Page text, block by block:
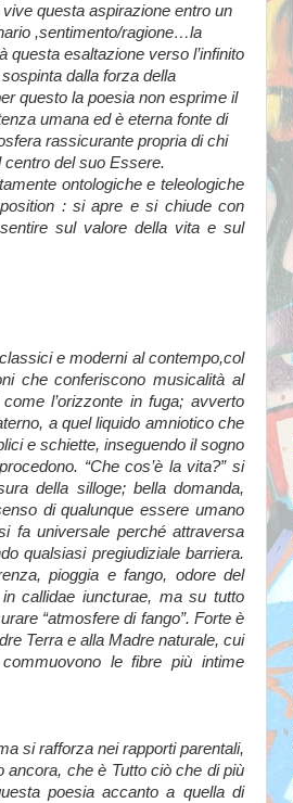
questa aspirazione entro un
,sentimento/ragione…la
esaltazione verso l’infinito
dalla forza della
questo la poesia non esprime il
umana ed è eterna fonte di
rassicurante propria di chi
centro del suo Essere.
ontologiche e teleologiche
: si apre e si chiude con
sul valore della vita e sul
e moderni al contempo,col
che conferiscono musicalità al
l’orizzonte in fuga; avverto
a quel liquido amniotico che
e schiette, inseguendo il sogno
“Che cos’è la vita?” si
della silloge; bella domanda,
di qualunque essere umano
fa universale perché attraversa
qualsiasi pregiudiziale barriera.
pioggia e fango, odore del
callidae iuncturae, ma su tutto
“atmosfere di fango”. Forte è
Terra e alla Madre naturale, cui
le fibre più intime
si rafforza nei rapporti parentali,
ancora, che è Tutto ciò che di più
poesia accanto a quella di